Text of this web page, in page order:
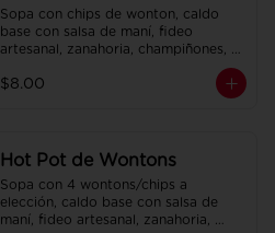
Sopa con chips de wonton, caldo
base con salsa de maní, fideo
artesanal, zanahoria, champiñones,
$8.00
Hot Pot de Wontons
Sopa con 4 wontons/chips a
elección, caldo base con salsa de
maní, fideo artesanal, zanahoria,